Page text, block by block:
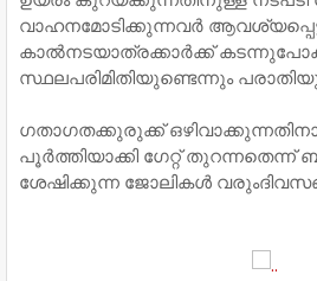
വാഹനമോടിക്കുന്നവർ
കാൽനടയാത്രക്കാർക്ക്
സ്ഥലപരിമിതിയുണ്ടെന്നും
ഗതാഗതക്കുരുക്ക്
പൂർത്തിയാക്കി ഗേറ്റ് തുറന്നതെന്ന്
ശേഷിക്കുന്ന ജോലികൾ